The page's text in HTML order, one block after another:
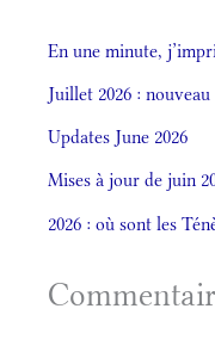
En une minute,
Juillet 2026 :
Updates June 2026
Mises à jour de juin
2026 : où sont les